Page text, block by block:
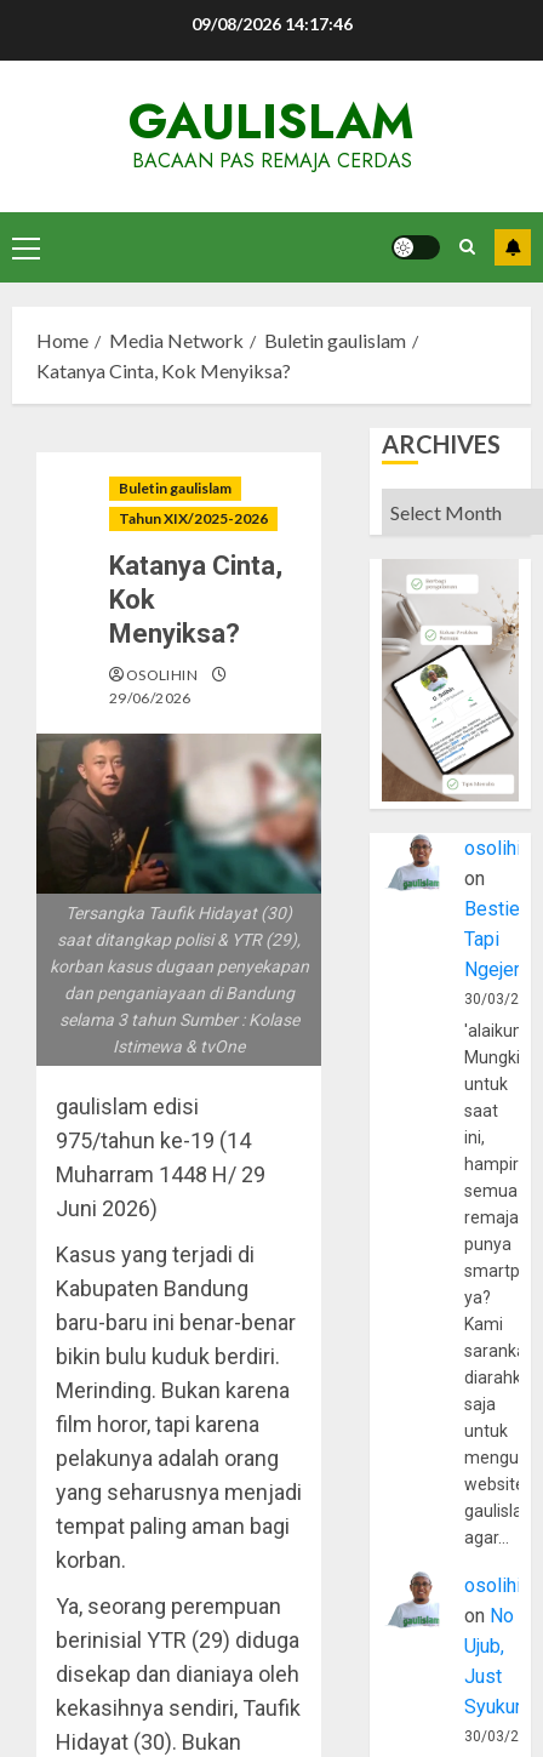
09/08/2026 14:17:47
GAULISLAM
BACAAN PAS REMAJA CERDAS
Primary
Menu
Home Media Network
Buletin gaulislam
Katanya Cinta, Kok Menyiksa?
Buletin gaulislam
Tahun XIX/2025-2026
Katanya Cinta,
Kok
Menyiksa?
OSOLIHIN
29/06/2026
Tersangka Taufik Hidayat (30)
saat ditangkap polisi & YTR (29),
korban kasus dugaan penyekapan
dan penganiayaan di Bandung
selama 3 tahun Sumber : Kolase
Istimewa & tvOne
gaulislam edisi
975/tahun ke-19 (14
Muharram 1448 H/ 29
Juni 2026)
Kasus yang terjadi di
Kabupaten Bandung
baru-baru ini benar-benar
bikin bulu kuduk berdiri.
Merinding. Bukan karena
film horor, tapi karena
pelakunya adalah orang
yang seharusnya menjadi
tempat paling aman bagi
korban.
Ya, seorang perempuan
berinisial YTR (29) diduga
disekap dan dianiaya oleh
kekasihnya sendiri, Taufik
Hidayat (30). Bukan
ARCHIVES
Archives
osolihin
on
Bestie
Tapi
30/03/
Mungkin
untuk
saat
ini,
hampir
semua
remaja
punya
ya?
Kami
sarankan,
diarahkan
saja
untuk
website
agar…
osolihin
on No
Ujub,
Just
Syukur
30/03/